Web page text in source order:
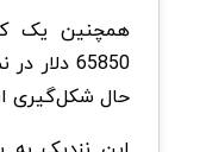
همچنین یک
حال شکل‌گیری